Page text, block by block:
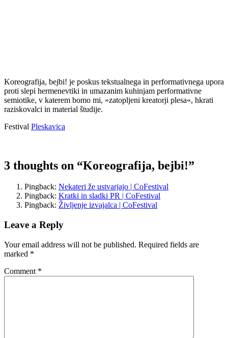
Koreografija, bejbi! je poskus tekstualnega in performativnega upora
proti slepi hermenevtiki in umazanim kuhinjam performativne
semiotike, v katerem bomo mi, »zatopljeni kreatorji plesa«, hkrati
raziskovalci in material študije.
Festival Pleskavica
3 thoughts on “Koreografija, bejbi!”
Pingback: Nekateri že ustvarjajo | CoFestival
Pingback: Kratki in sladki PR | CoFestival
Pingback: Življenje izvajalca | CoFestival
Leave a Reply
Your email address will not be published. Required fields are
marked *
Comment *